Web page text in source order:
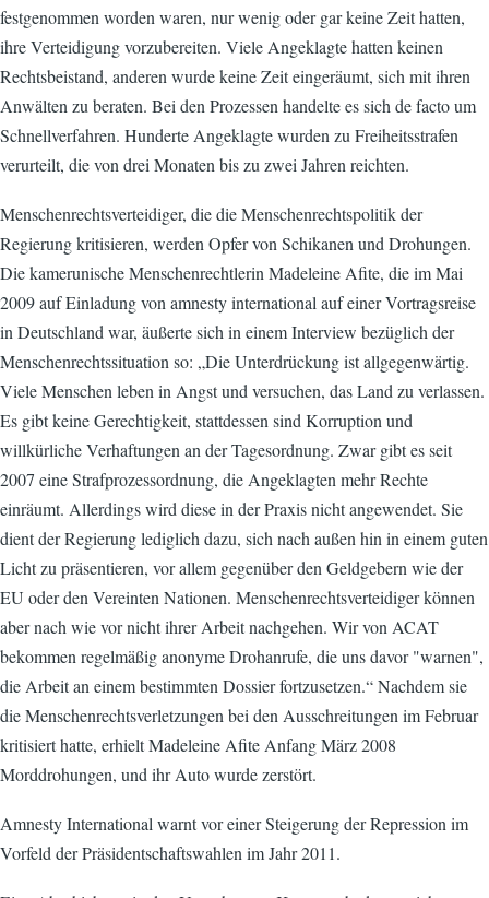
festgenommen worden waren, nur wenig oder gar keine Zeit hatten,
ihre Verteidigung vorzubereiten. Viele Angeklagte hatten keinen
Rechtsbeistand, anderen wurde keine Zeit eingeräumt, sich mit ihren
Anwälten zu beraten. Bei den Prozessen handelte es sich de facto um
Schnellverfahren. Hunderte Angeklagte wurden zu Freiheitsstrafen
verurteilt, die von drei Monaten bis zu zwei Jahren reichten.
Menschenrechtsverteidiger, die die Menschenrechtspolitik der
Regierung kritisieren, werden Opfer von Schikanen und Drohungen.
Die kamerunische Menschenrechtlerin Madeleine Afite, die im Mai
2009 auf Einladung von amnesty international auf einer Vortragsreise
in Deutschland war, äußerte sich in einem Interview bezüglich der
Menschenrechtssituation so: „Die Unterdrückung ist allgegenwärtig.
Viele Menschen leben in Angst und versuchen, das Land zu verlassen.
Es gibt keine Gerechtigkeit, stattdessen sind Korruption und
willkürliche Verhaftungen an der Tagesordnung. Zwar gibt es seit
2007 eine Strafprozessordnung, die Angeklagten mehr Rechte
einräumt. Allerdings wird diese in der Praxis nicht angewendet. Sie
dient der Regierung lediglich dazu, sich nach außen hin in einem guten
Licht zu präsentieren, vor allem gegenüber den Geldgebern wie der
EU oder den Vereinten Nationen. Menschenrechtsverteidiger können
aber nach wie vor nicht ihrer Arbeit nachgehen. Wir von ACAT
bekommen regelmäßig anonyme Drohanrufe, die uns davor "warnen",
die Arbeit an einem bestimmten Dossier fortzusetzen.“ Nachdem sie
die Menschenrechtsverletzungen bei den Ausschreitungen im Februar
kritisiert hatte, erhielt Madeleine Afite Anfang März 2008
Morddrohungen, und ihr Auto wurde zerstört.
Amnesty International warnt vor einer Steigerung der Repression im
Vorfeld der Präsidentschaftswahlen im Jahr 2011.